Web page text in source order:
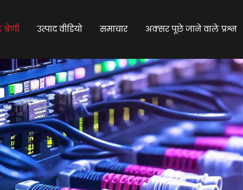
श्रेणी उत्पाद वीडियो समाचार अक्सर पूछे जाने वाले प्रश्न